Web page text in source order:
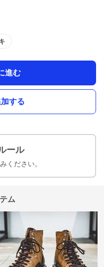
進む
する
ール
ください。
ム